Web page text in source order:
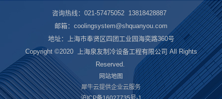
咨询热线：021-57475052 13818428887
邮箱：coolingsystem@shquanyou.com
地址：上海市奉贤区四团工业园海奕路360号
Copyright ©2020
上海泉友制冷设备工程有限公司 All Rights
Reserved.
网站地图
犀牛云提供企业云服务